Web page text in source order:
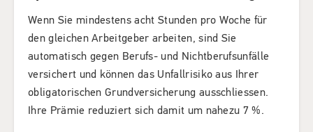
Wenn Sie mindestens acht Stunden pro Woche für
den gleichen Arbeitgeber arbeiten, sind Sie
automatisch gegen Berufs- und Nichtberufsunfälle
versichert und können das Unfallrisiko aus Ihrer
obligatorischen Grundversicherung ausschliessen.
Ihre Prämie reduziert sich damit um nahezu 7 %.